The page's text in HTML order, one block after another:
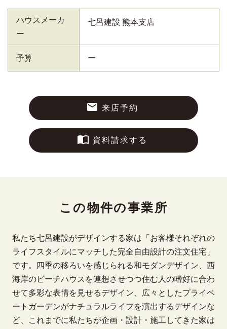
ハウスメーカ
ー
七呂建設 熊本支店
予算 ー
来店予約
資料請求する
この物件の事業所
私たち七呂建設がデザインする家は「お客様それぞれの
ライフスタイルにマッチした完全自由設計の注文住宅」
です。四季の移ろいを感じられる和モダンデザイン、西
海岸のビーチハウスを連想させつつ住む人の嗜好に合わ
せて多彩な表情を見せるデザイン、広々としたプライベ
ートガーデンがナチュラルライフを演出するデザインな
ど、これまでに私たちが企画・設計・施工してきた家は